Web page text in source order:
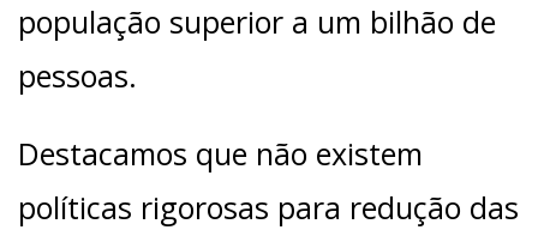
população superior a um bilhão de
pessoas.
Destacamos que não existem
políticas rigorosas para redução das